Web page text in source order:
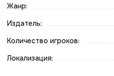
Жанр:
Издатель:
Количество игроков:
Локализация: